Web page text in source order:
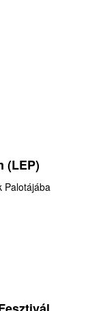
(LEP)
Palotájába